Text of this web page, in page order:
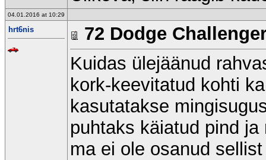
04.01.2016 at 10:29
hrt6nis
72 Dodge
Kuidas ülejäänud
kork-keevitatud kohti
kasutatakse
puhtaks käiatud pind
ma ei ole osanud